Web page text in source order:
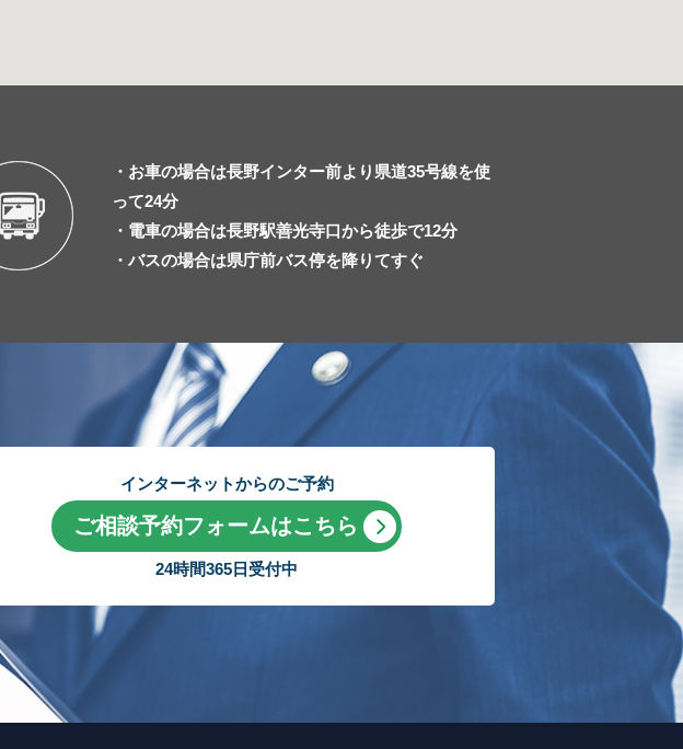
・お車の場合は長野インター前より県道35号線を使
って24分
・電車の場合は長野駅善光寺口から徒歩で12分
・バスの場合は県庁前バス停を降りてすぐ
インターネットからのご予約
ご相談予約フォームはこちら
24時間365日受付中